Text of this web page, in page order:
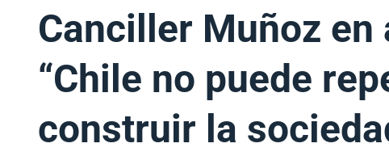
Canciller Muñoz
“Chile no puede
construir la